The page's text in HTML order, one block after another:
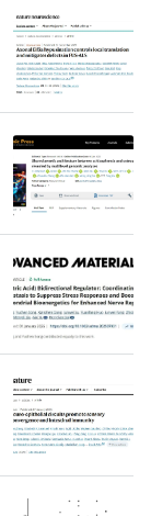
SleepFM
ALS
大脑皮层
亚精胺